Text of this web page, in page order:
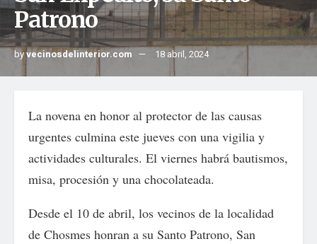
Patrono
byvecinosdelinterior.com 18 abril, 2024
La novena en honor al protector de las causas
urgentes culmina este jueves con una vigilia y
actividades culturales. El viernes habrá bautismos,
misa, procesión y una chocolateada.
Desde el 10 de abril, los vecinos de la localidad
de Chosmes honran a su Santo Patrono, San